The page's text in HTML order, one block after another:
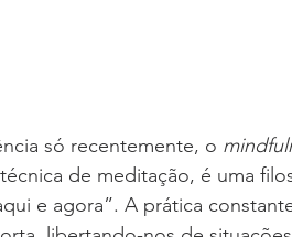
só recentemente, o
de meditação, é uma
e agora”. A prática